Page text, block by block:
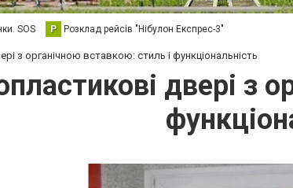
SOS Р Розклад рейсів "Нібулон Експрес-3"
з органічною вставкою: стиль і функціональність
двері з